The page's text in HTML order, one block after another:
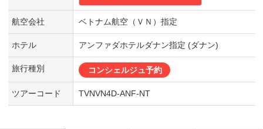
航空会社 ベトナム航空（ＶＮ）指定
ホテル アンファダホテルダナン指定 (ダナン)
旅行種別 コンシェルジュ予約
ツアーコード TVNVN4D-ANF-NT